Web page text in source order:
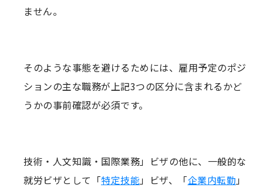
ません。
そのような事態を避けるためには、雇用予定のポジ
ションの主な職務が上記3つの区分に含まれるかど
うかの事前確認が必須です。
技術・人文知識・国際業務」ビザの他に、一般的な
就労ビザとして「特定技能」ビザ、「企業内転勤」